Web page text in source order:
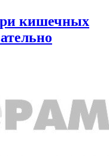
кишечных